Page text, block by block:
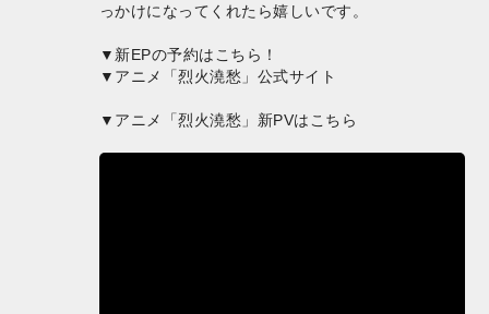
っかけになってくれたら嬉しいです。
▼新EPの予約はこちら！
▼アニメ「烈火澆愁」公式サイト
▼アニメ「烈火澆愁」新PVはこちら